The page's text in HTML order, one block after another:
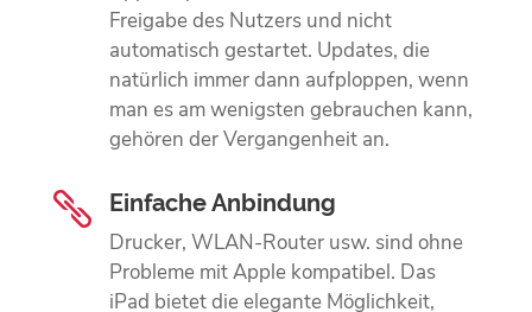
Freigabe des Nutzers und nicht
automatisch gestartet. Updates, die
natürlich immer dann aufploppen, wenn
man es am wenigsten gebrauchen kann,
gehören der Vergangenheit an.
 Einfache Anbindung
Drucker, WLAN-Router usw. sind ohne
Probleme mit Apple kompatibel. Das
iPad bietet die elegante Möglichkeit,